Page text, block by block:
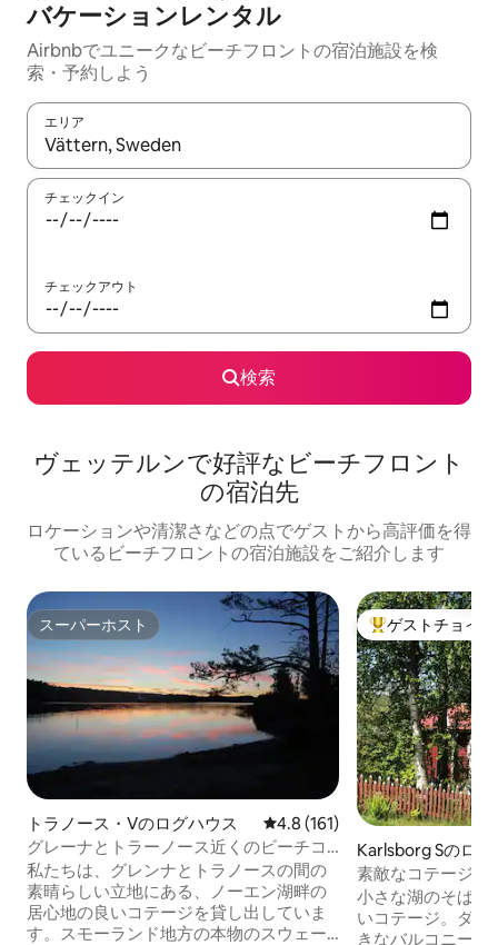
バケーションレンタル
Airbnbでユニークなビーチフロントの宿泊施設を検
索・予約しよう
エリア
検索結果が表示されたら、上下の矢印キーを使って移動するか
チェックイン
チェックアウト
検索
ヴェッテルンで好評なビーチフロント
の宿泊先
ロケーションや清潔さなどの点でゲストから高評価を得
ているビーチフロントの宿泊施設をご紹介します
スーパーホスト
スーパーホスト
トラノース・Vのログハウス レビュー161件、5つ星中4.8つ
4.8 (161)
グレーナとトラーノース近くのビーチコ
テージを所有しています。
私たちは、グレンナとトラノースの間の
素晴らしい立地にある、ノーエン湖畔の
居心地の良いコテージを貸し出していま
す。スモーランド地方の本物のスウェー
大好評のゲスト
ゲストチョイス
Karlsborg Sのロ
素敵なコテージ、
大きな湖の近くに
小さな湖のそばに
いコテージ。ダイ
きなバルコニー。